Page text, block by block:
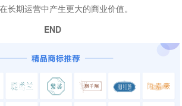
长期运营中产生更大的商业价值。
END